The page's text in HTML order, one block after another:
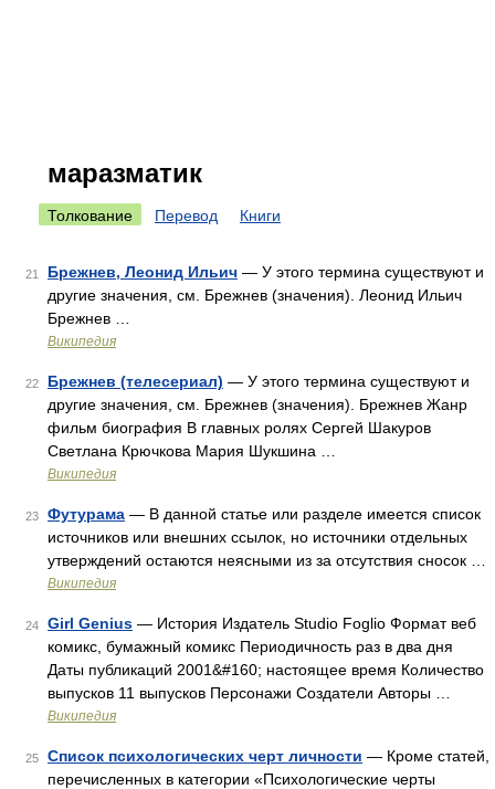
маразматик
Толкование Перевод Книги
21 Брежнев, Леонид Ильич — У этого термина существуют и
другие значения, см. Брежнев (значения). Леонид Ильич
Брежнев …
Википедия
22 Брежнев (телесериал) — У этого термина существуют и
другие значения, см. Брежнев (значения). Брежнев Жанр
фильм биография В главных ролях Сергей Шакуров
Светлана Крючкова Мария Шукшина …
Википедия
23 Футурама — В данной статье или разделе имеется список
источников или внешних ссылок, но источники отдельных
утверждений остаются неясными из за отсутствия сносок …
Википедия
24 Girl Genius — История Издатель Studio Foglio Формат веб
комикс, бумажный комикс Периодичность раз в два дня
Даты публикаций 2001&#160; настоящее время Количество
выпусков 11 выпусков Персонажи Создатели Авторы …
Википедия
25 Список психологических черт личности — Кроме статей,
перечисленных в категории «Психологические черты